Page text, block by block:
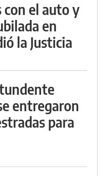
con el auto y
en
la Justicia
entregaron
para